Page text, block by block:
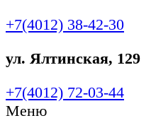
+7(4012) 38-42-30
ул. Ялтинская, 129
+7(4012) 72-03-44
Меню